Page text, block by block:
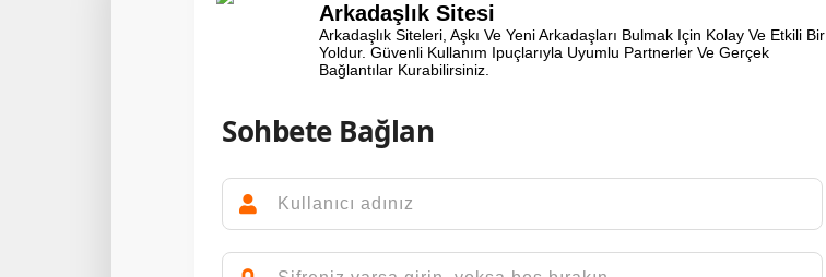
Arkadaşlık Sitesi
Arkadaşlık Siteleri, Aşkı Ve Yeni Arkadaşları Bulmak Için Kolay Ve Etkili Bir
Yoldur. Güvenli Kullanım Ipuçlarıyla Uyumlu Partnerler Ve Gerçek
Bağlantılar Kurabilirsiniz.
Sohbete Bağlan